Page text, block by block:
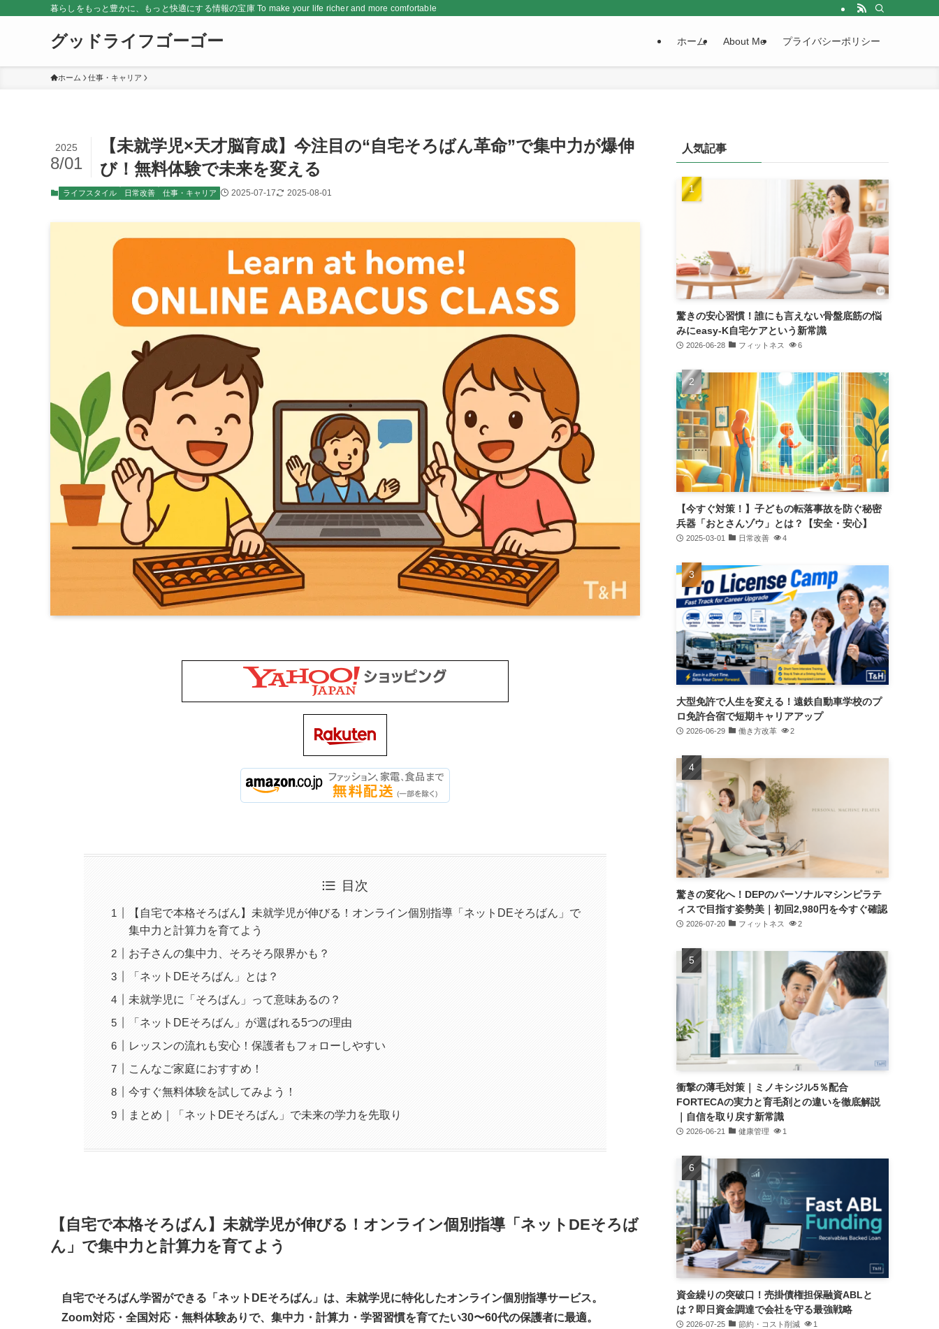
暮らしをもっと豊かに、もっと快適にする情報の宝庫 To make your life richer and more comfortable
グッドライフゴーゴー ホーム About Me プライバシーポリシー
ホーム 仕事・キャリア
【未就学児×天才脳育成】今注目の“自宅そろばん革命”で集中力が爆伸
び！無料体験で未来を変える
2025
8/01
ライフスタイル 日常改善 仕事・キャリア 2025-07-17 2025-08-01
目次
【自宅で本格そろばん】未就学児が伸びる！オンライン個別指導「ネットDEそろばん」で
集中力と計算力を育てよう
お子さんの集中力、そろそろ限界かも？
「ネットDEそろばん」とは？
未就学児に「そろばん」って意味あるの？
「ネットDEそろばん」が選ばれる5つの理由
レッスンの流れも安心！保護者もフォローしやすい
こんなご家庭におすすめ！
今すぐ無料体験を試してみよう！
まとめ｜「ネットDEそろばん」で未来の学力を先取り
【自宅で本格そろばん】未就学児が伸びる！オンライン個別指導「ネットDEそろば
ん」で集中力と計算力を育てよう
自宅でそろばん学習ができる「ネットDEそろばん」は、未就学児に特化したオンライン個別指導サービス。
Zoom対応・全国対応・無料体験ありで、集中力・計算力・学習習慣を育てたい30〜60代の保護者に最適。
人気記事
驚きの安心習慣！誰にも言えない骨盤底筋の悩
みにeasy-K自宅ケアという新常識
2026-06-28 フィットネス 6
【今すぐ対策！】子どもの転落事故を防ぐ秘密
兵器「おとさんゾウ」とは？【安全・安心】
2025-03-01 日常改善 4
大型免許で人生を変える！遠鉄自動車学校のプ
ロ免許合宿で短期キャリアアップ
2026-06-29 働き方改革 2
驚きの変化へ！DEPのパーソナルマシンピラテ
ィスで目指す姿勢美｜初回2,980円を今すぐ確認
2026-07-20 フィットネス 2
衝撃の薄毛対策｜ミノキシジル5％配合
FORTECAの実力と育毛剤との違いを徹底解説
｜自信を取り戻す新常識
2026-06-21 健康管理 1
資金繰りの突破口！売掛債権担保融資ABLと
は？即日資金調達で会社を守る最強戦略
2026-07-25 節約・コスト削減 1